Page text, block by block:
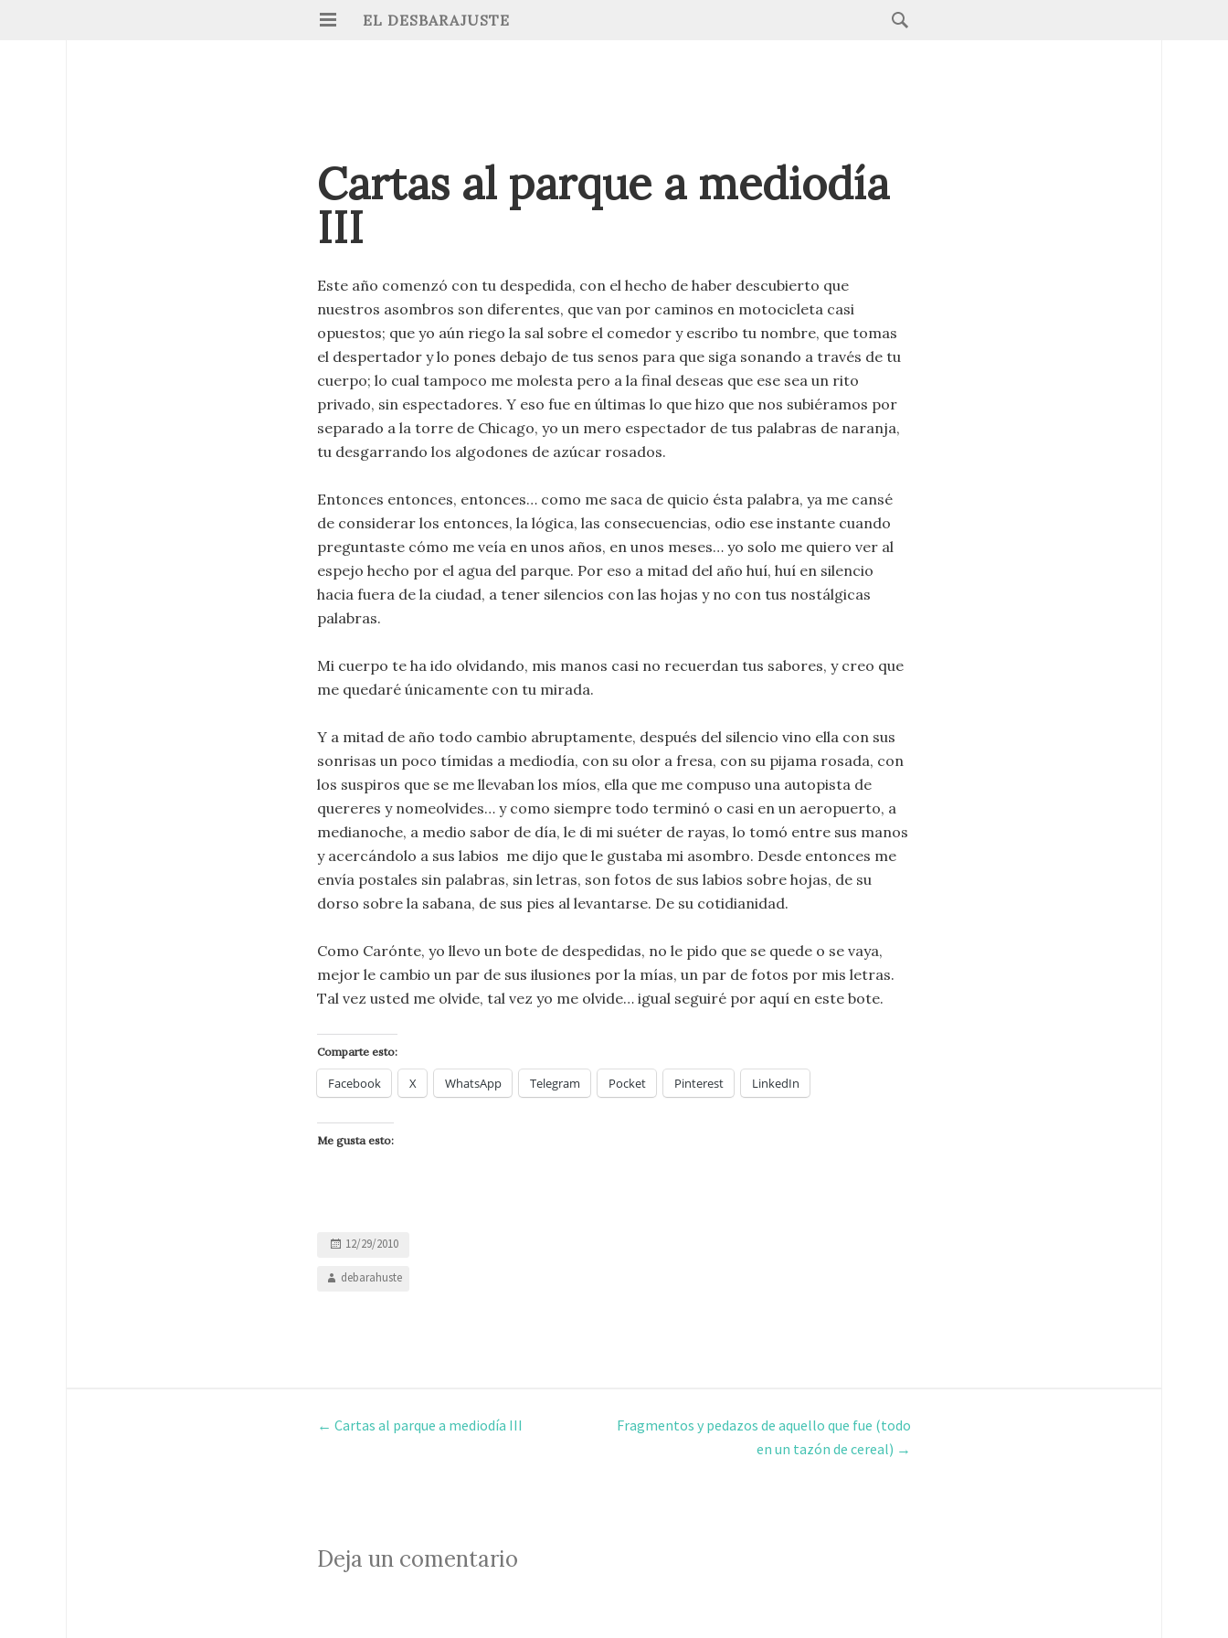
EL DESBARAJUSTE
Cartas al parque a mediodía
III
Este año comenzó con tu despedida, con el hecho de haber descubierto que
nuestros asombros son diferentes, que van por caminos en motocicleta casi
opuestos; que yo aún riego la sal sobre el comedor y escribo tu nombre, que tomas
el despertador y lo pones debajo de tus senos para que siga sonando a través de tu
cuerpo; lo cual tampoco me molesta pero a la final deseas que ese sea un rito
privado, sin espectadores. Y eso fue en últimas lo que hizo que nos subiéramos por
separado a la torre de Chicago, yo un mero espectador de tus palabras de naranja,
tu desgarrando los algodones de azúcar rosados.
Entonces entonces, entonces… como me saca de quicio ésta palabra, ya me cansé
de considerar los entonces, la lógica, las consecuencias, odio ese instante cuando
preguntaste cómo me veía en unos años, en unos meses… yo solo me quiero ver al
espejo hecho por el agua del parque. Por eso a mitad del año huí, huí en silencio
hacia fuera de la ciudad, a tener silencios con las hojas y no con tus nostálgicas
palabras.
Mi cuerpo te ha ido olvidando, mis manos casi no recuerdan tus sabores, y creo que
me quedaré únicamente con tu mirada.
Y a mitad de año todo cambio abruptamente, después del silencio vino ella con sus
sonrisas un poco tímidas a mediodía, con su olor a fresa, con su pijama rosada, con
los suspiros que se me llevaban los míos, ella que me compuso una autopista de
quereres y nomeolvides… y como siempre todo terminó o casi en un aeropuerto, a
medianoche, a medio sabor de día, le di mi suéter de rayas, lo tomó entre sus manos
y acercándolo a sus labios me dijo que le gustaba mi asombro. Desde entonces me
envía postales sin palabras, sin letras, son fotos de sus labios sobre hojas, de su
dorso sobre la sabana, de sus pies al levantarse. De su cotidianidad.
Como Carónte, yo llevo un bote de despedidas, no le pido que se quede o se vaya,
mejor le cambio un par de sus ilusiones por la mías, un par de fotos por mis letras.
Tal vez usted me olvide, tal vez yo me olvide… igual seguiré por aquí en este bote.
Comparte esto:
Facebook X WhatsApp Telegram Pocket Pinterest LinkedIn
Me gusta esto:
12/29/2010
debarahuste
← Cartas al parque a mediodía III
Fragmentos y pedazos de aquello que fue (todo
en un tazón de cereal) →
Deja un comentario